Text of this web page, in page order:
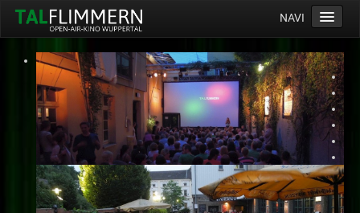
NAVI
Home
Programm
Service
Ticketinfos
Ort
Anreise